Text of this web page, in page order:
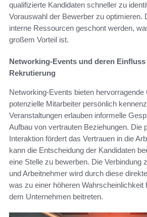
qualifizierte Kandidaten schneller zu
Vorauswahl der Bewerber zu optimieren.
interne Ressourcen geschont werden,
großem Vorteil ist.
Networking-Events und deren Einfluss
Rekrutierung
Networking-Events bieten hervorragende
potenzielle Mitarbeiter persönlich
Veranstaltungen erlauben informelle
Aufbau von vertrauten Beziehungen. Die
Interaktion fördert das Vertrauen in die
kann die Entscheidung der Kandidaten
eine Stelle zu bewerben. Die Verbindung
und Arbeitnehmer wird durch diese
was zu einer höheren Wahrscheinlichkeit
dem Unternehmen beitreten.